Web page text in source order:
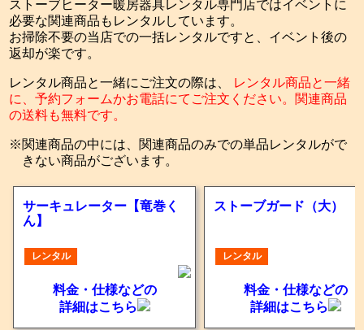
ストーブヒーター暖房器具レンタル専門店ではイベントに
必要な関連商品もレンタルしています。
お掃除不要の当店での一括レンタルですと、イベント後の
返却が楽です。
レンタル商品と一緒にご注文の際は、
レンタル商品と一緒
に、予約フォームかお電話にてご注文ください。関連商品
の送料も無料です。
関連商品の中には、関連商品のみでの単品レンタルがで
きない商品がございます。
サーキュレーター【竜巻く
ん】
レンタル
料金・仕様などの
詳細はこちら
ストーブガード（大）
レンタル
料金・仕様などの
詳細はこちら